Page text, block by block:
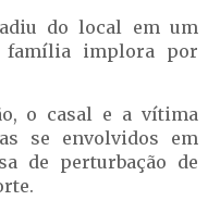
do local em um
família implora por
o casal e a vítima
se envolvidos em
de perturbação de